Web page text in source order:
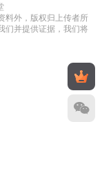
料外，版权归上传者所
们并提供证据，我们将